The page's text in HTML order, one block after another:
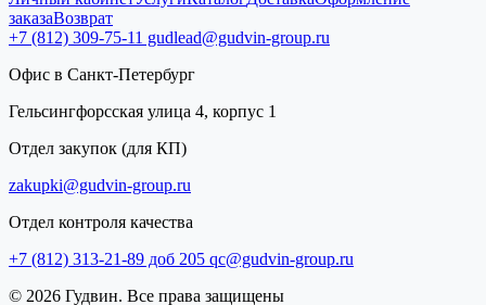
заказаВозврат
+7 (812) 309-75-11 gudlead@gudvin-group.ru
Офис в Санкт-Петербург
Гельсингфорсская улица 4, корпус 1
Отдел закупок (для КП)
zakupki@gudvin-group.ru
Отдел контроля качества
+7 (812) 313-21-89 доб 205 qc@gudvin-group.ru
© 2026 Гудвин. Все права защищены